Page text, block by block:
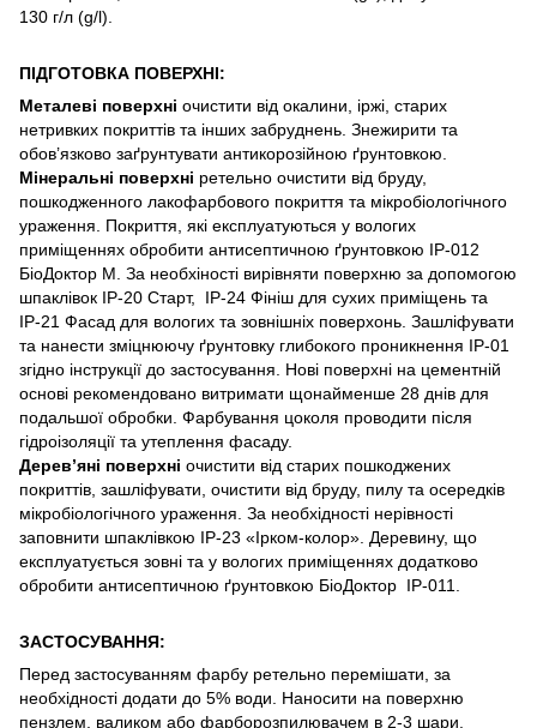
130 г/л (g/l).
ПІДГОТОВКА ПОВЕРХНІ:
Металеві поверхні очистити від окалини, іржі, старих
нетривких покриттів та інших забруднень. Знежирити та
обов’язково заґрунтувати антикорозійною ґрунтовкою.
Мінеральні поверхні ретельно очистити від бруду,
пошкодженного лакофарбового покриття та мікробіологічного
ураження. Покриття, які експлуатуються у вологих
приміщеннях обробити антисептичною ґрунтовкою ІР-012
БіоДоктор М. За необхіності вирівняти поверхню за допомогою
шпаклівок IP-20 Старт, IP-24 Фініш для сухих приміщень та
ІР-21 Фасад для вологих та зовнішніх поверхонь. Зашліфувати
та нанести зміцнюючу ґрунтовку глибокого проникнення IP-01
згідно інструкції до застосування. Нові поверхні на цементній
основі рекомендовано витримати щонайменше 28 днів для
подальшої обробки. Фарбування цоколя проводити після
гідроізоляції та утеплення фасаду.
Дерев’яні поверхні очистити від старих пошкоджених
покриттів, зашліфувати, очистити від бруду, пилу та осередків
мікробіологічного ураження. За необхідності нерівності
заповнити шпаклівкою ІР-23 «Ірком-колор». Деревину, що
експлуатується зовні та у вологих приміщеннях додатково
обробити антисептичною ґрунтовкою БіоДоктор ІР-011.
ЗАСТОСУВАННЯ:
Перед застосуванням фарбу ретельно перемішати, за
необхідності додати до 5% води. Наносити на поверхню
пензлем, валиком або фарборозпилювачем в 2-3 шари.